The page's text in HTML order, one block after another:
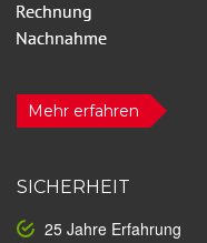
Mehr erfahren
SICHERHEIT
25 Jahre Erfahrung